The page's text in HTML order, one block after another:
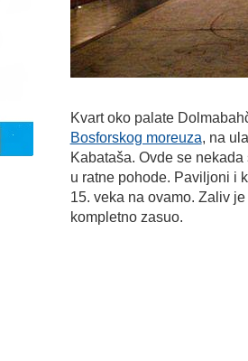
Kvart oko palate
Bosforskog moreuza, na
Kabataša. Ovde se
u ratne pohode. Paviljoni i
15. veka na ovamo. Zaliv
kompletno zasuo.